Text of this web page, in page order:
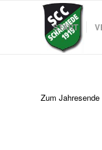
START
Zum